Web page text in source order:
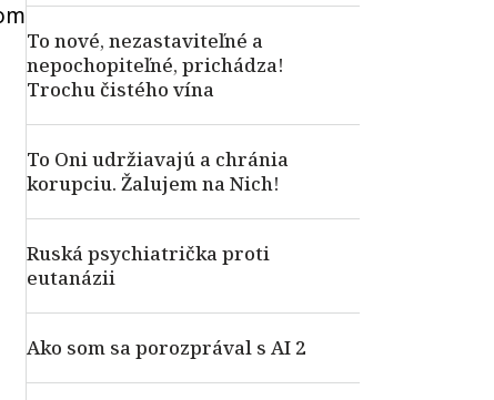
To nové, nezastaviteľné a
nepochopiteľné, prichádza!
Trochu čistého vína
To Oni udržiavajú a chránia
korupciu. Žalujem na Nich!
Ruská psychiatrička proti
eutanázii
Ako som sa porozprával s AI 2